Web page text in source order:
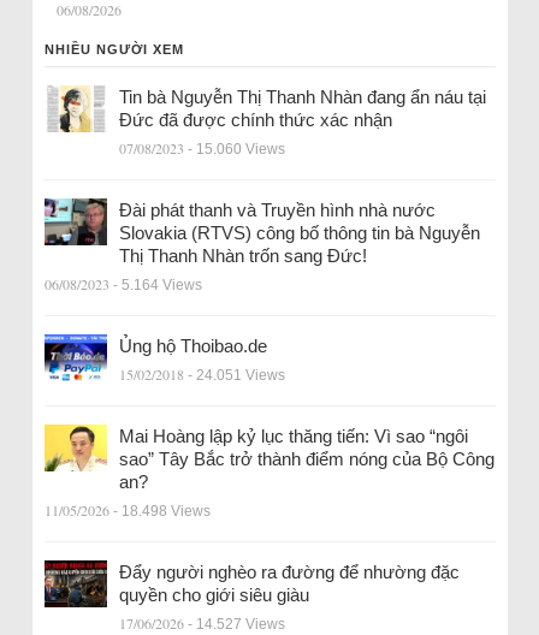
06/08/2026
NHIỀU NGƯỜI XEM
Tin bà Nguyễn Thị Thanh Nhàn đang ẩn náu tại
Đức đã được chính thức xác nhận
07/08/2023 - 15.060 Views
Đài phát thanh và Truyền hình nhà nước
Slovakia (RTVS) công bố thông tin bà Nguyễn
Thị Thanh Nhàn trốn sang Đức!
06/08/2023 - 5.164 Views
Ủng hộ Thoibao.de
15/02/2018 - 24.051 Views
Mai Hoàng lập kỷ lục thăng tiến: Vì sao “ngôi
sao” Tây Bắc trở thành điểm nóng của Bộ Công
an?
11/05/2026 - 18.498 Views
Đẩy người nghèo ra đường để nhường đặc
quyền cho giới siêu giàu
17/06/2026 - 14.527 Views